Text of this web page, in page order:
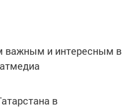
важным и интересным в
в